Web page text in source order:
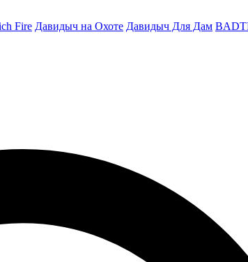
Fire Давидыч на Охоте Давидыч Для Дам